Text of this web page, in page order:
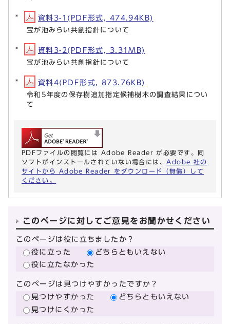
資料3-1(PDF形式, 474.94KB)
宝が池みらい共創指針について
資料3-2(PDF形式, 3.31MB)
宝が池みらい共創指針について
資料4(PDF形式, 873.76KB)
令和5年度の保存樹追加指定候補樹木の調査結果につい
て
PDFファイルの閲覧には Adobe Reader が必要です。同
ソフトがインストールされていない場合には、 Adobe 社の
サイトから Adobe Reader をダウンロード（無償）して
ください。
このページに対してご意見をお聞かせください
このページは役に立ちましたか？
役に立った
どちらともいえない
役に立たなかった
このページは見つけやすかったですか？
見つけやすかった
どちらともいえない
見つけにくかった